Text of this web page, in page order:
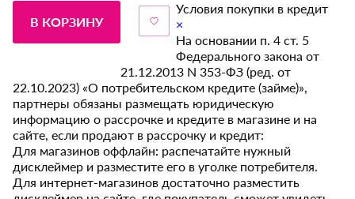
В КОРЗИНУ
Условия покупки в кредит
×
На основании п. 4 ст. 5
Федерального закона от
21.12.2013 N 353-ФЗ (ред. от
22.10.2023) «О потребительском кредите (займе)»,
партнеры обязаны размещать юридическую
информацию о рассрочке и кредите в магазине и на
сайте, если продают в рассрочку и кредит:
Для магазинов оффлайн: распечатайте нужный
дисклеймер и разместите его в уголке потребителя.
Для интернет-магазинов достаточно разместить